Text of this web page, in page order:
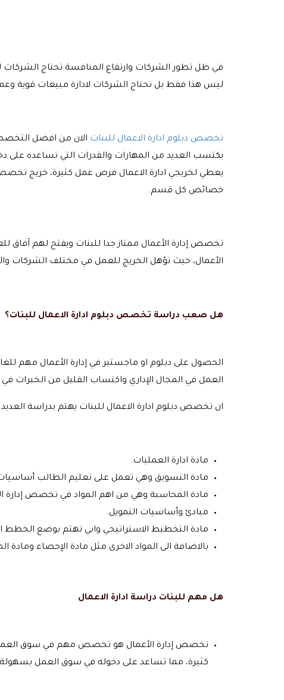
في ظل تطور الشركات وارتفاع المنافسة تحتاج الشركات
ليس هذا فقط بل تحتاج الشركات لادارة مبيعات قوية
تخصص دبلوم ادارة الاعمال للبنات الان من افضل
يكتسب العديد من المهارات والقدرات التي تساعده على
يعطي لخريجي ادارة الاعمال فرص عمل كثيرة، خريج
خصائص كل قسم.
تخصص إدارة الأعمال ممتاز جدا للبنات ويفتح لهم
الأعمال، حيث تؤهل الخريج للعمل في مختلف الشركات
هل صعب دراسة تخصص دبلوم ادارة الاعمال للبنات؟
الحصول على دبلوم او ماجستير في إدارة الأعمال مهم
العمل في المجال الإداري واكتساب القليل من الخبرات في
ان تخصص دبلوم ادارة الاعمال للبنات يهتم بدراسة
مادة ادارة العمليات.
مادة التسويق وهي تعمل على تعليم الطالب
مادة المحاسبة وهي من اهم المواد في تخصص إدارة
مبادئ وأساسيات التمويل.
مادة التخطيط الاستراتيجي وابي تهتم بوضع الخطط
بالاضافة الى المواد الاخرى مثل مادة الإحصاء ومادة
هل مهم للبنات دراسة ادارة الاعمال
تخصص إدارة الأعمال هو تخصص مهم في سوق العمل
كثيرة، مما تساعد على دخوله في سوق العمل